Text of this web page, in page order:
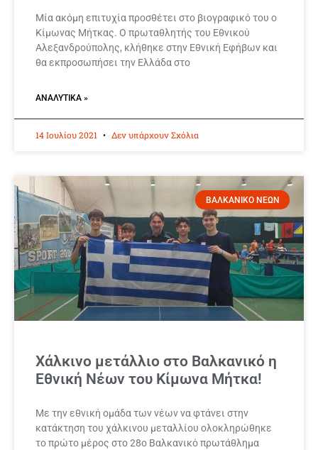
Μία ακόμη επιτυχία προσθέτει στο βιογραφικό του ο
Κίμωνας Μήτκας. Ο πρωταθλητής του Εθνικού
Αλεξανδρούπολης, κλήθηκε στην Εθνική Εφήβων και
θα εκπροσωπήσει την Ελλάδα στο
ΑΝΑΛΥΤΙΚΆ »
14 Ιουλίου 2021 Δεν υπάρχουν Σχόλια
ΒΑΛΚΑΝΙΚΟ ΝΕΩΝ
Χάλκινο μετάλλιο στο Βαλκανικό η
Εθνική Νέων του Κίμωνα Μήτκα!
Με την εθνική ομάδα των νέων να φτάνει στην
κατάκτηση του χάλκινου μεταλλίου ολοκληρώθηκε
το πρώτο μέρος στο 28ο Βαλκανικό πρωτάθλημα